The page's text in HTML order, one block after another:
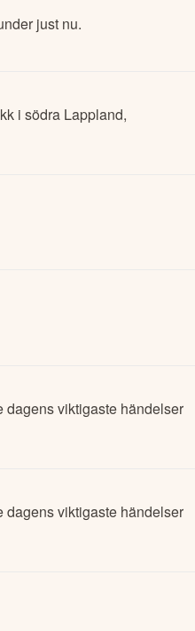
just nu.
i södra Lappland,
dagens viktigaste händelser
dagens viktigaste händelser